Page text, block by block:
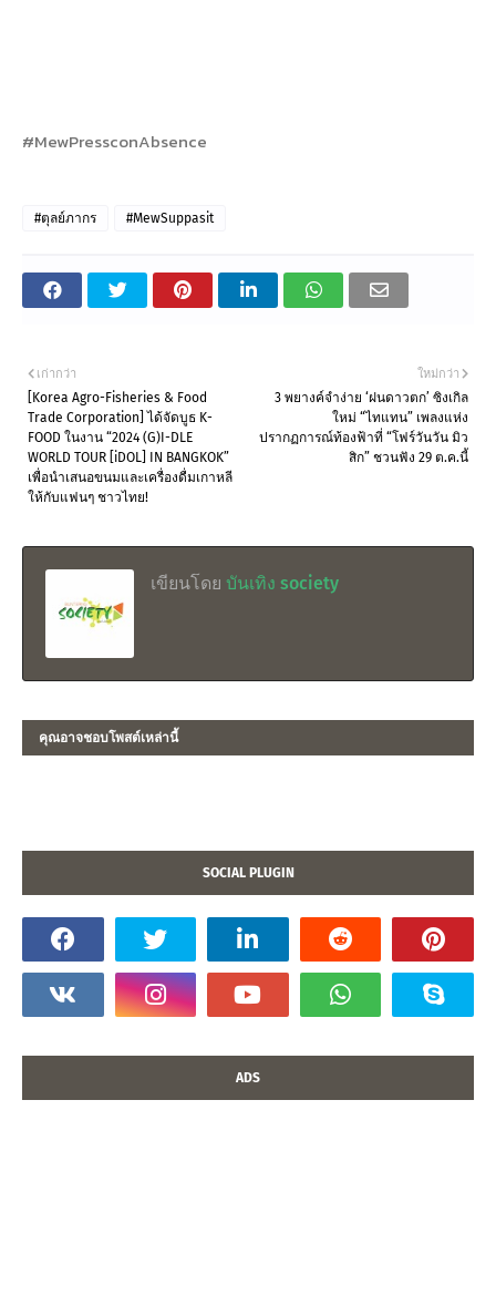
#MewPressconAbsence
#ตุลย์ภากร #MewSuppasit
ใหม่กว่า
3 พยางค์จำง่าย ‘ฝนดาวตก’ ซิงเกิล
ใหม่ “ไทแทน” เพลงแห่ง
ปรากฏการณ์ท้องฟ้าที่ “โฟร์วันวัน มิว
สิก” ชวนฟัง 29 ต.ค.นี้
เก่ากว่า
[Korea Agro-Fisheries & Food
Trade Corporation] ได้จัดบูธ K-
FOOD ในงาน “2024 (G)I-DLE
WORLD TOUR [iDOL] IN BANGKOK”
เพื่อนำเสนอขนมและเครื่องดื่มเกาหลี
ให้กับแฟนๆ ชาวไทย!
เขียนโดย บันเทิง society
คุณอาจชอบโพสต์เหล่านี้
SOCIAL PLUGIN
ADS